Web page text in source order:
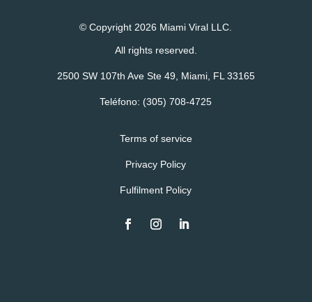
© Copyright 2026 Miami Viral LLC.
All rights reserved.
2500 SW 107th Ave Ste 49, Miami, FL 33165
Teléfono: (305) 708-4725
Terms of service
Privacy Policy
Fulfilment Policy